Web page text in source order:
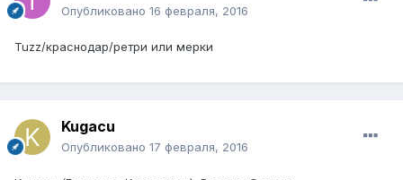
Опубликовано 16 февраля, 2016
Tuzz/краснодар/ретри или мерки
Kugacu
Опубликовано 17 февраля, 2016